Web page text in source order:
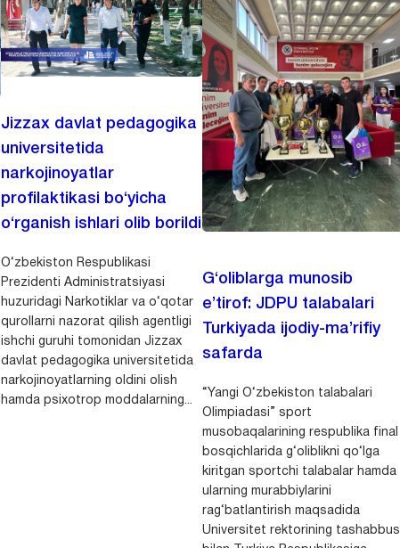
Jizzax davlat pedagogika
universitetida
narkojinoyatlar
profilaktikasi bo‘yicha
o‘rganish ishlari olib borildi
O‘zbekiston Respublikasi
Prezidenti Administratsiyasi
huzuridagi Narkotiklar va o‘qotar
qurollarni nazorat qilish agentligi
ishchi guruhi tomonidan Jizzax
davlat pedagogika universitetida
narkojinoyatlarning oldini olish
hamda psixotrop moddalarning...
G‘oliblarga munosib
e’tirof: JDPU talabalari
Turkiyada ijodiy-ma’rifiy
safarda
“Yangi O‘zbekiston talabalari
Olimpiadasi” sport
musobaqalarining respublika final
bosqichlarida g‘oliblikni qo‘lga
kiritgan sportchi talabalar hamda
ularning murabbiylarini
rag‘batlantirish maqsadida
Universitet rektorining tashabbusi